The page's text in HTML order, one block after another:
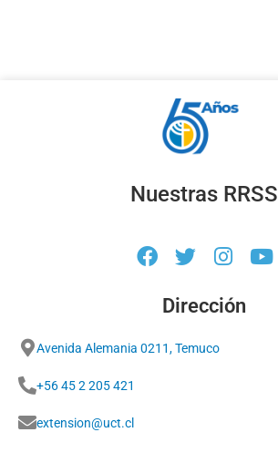
Nuestras RRSS
Dirección
Avenida Alemania 0211, Temuco
+56 45 2 205 421
extension@uct.cl